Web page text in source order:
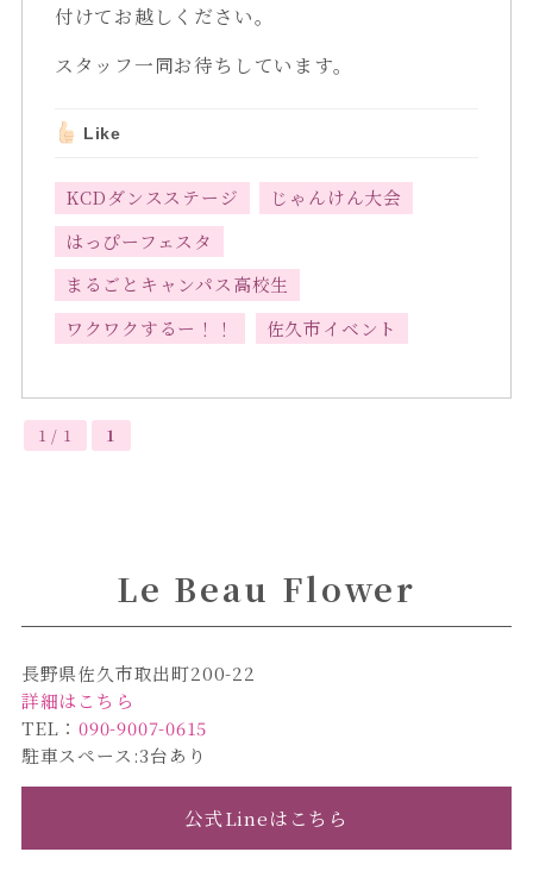
付けてお越しください。
スタッフ一同お待ちしています。
Like
KCDダンスステージ
じゃんけん大会
はっぴーフェスタ
まるごとキャンパス高校生
ワクワクするー！！
佐久市イベント
1 / 1 1
Le Beau Flower
長野県佐久市取出町200-22
詳細はこちら
TEL：090-9007-0615
駐車スペース:3台あり
公式Lineはこちら